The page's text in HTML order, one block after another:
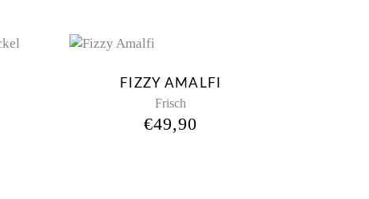
FIZZY AMALFI
Frisch
€49,90